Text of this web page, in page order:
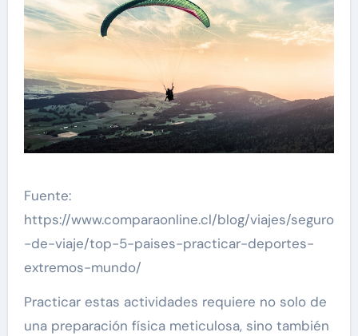
Fuente:
https://www.comparaonline.cl/blog/viajes/seguro
-de-viaje/top-5-paises-practicar-deportes-
extremos-mundo/
Practicar estas actividades requiere no solo de
una preparación física meticulosa, sino también